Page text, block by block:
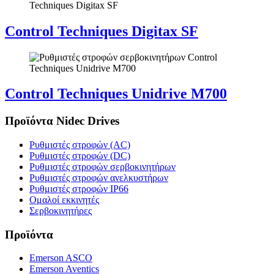
Control Techniques Digitax SF
Control Techniques Unidrive M700
Προϊόντα Nidec Drives
Ρυθμιστές στροφών (AC)
Ρυθμιστές στροφών (DC)
Ρυθμιστές στροφών σερβοκινητήρων
Ρυθμιστές στροφών ανελκυστήρων
Ρυθμιστές στροφών IP66
Ομαλοί εκκινητές
Σερβοκινητήρες
Προϊόντα
Emerson ASCO
Emerson Aventics